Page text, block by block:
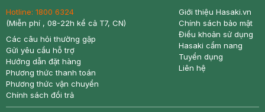
Hotline: 1800 6324
(Miễn phí , 08-22h kể cả T7, CN)
Các câu hỏi thường gặp
Gửi yêu cầu hỗ trợ
Hướng dẫn đặt hàng
Phương thức thanh toán
Phương thức vận chuyển
Chính sách đổi trả
Giới thiệu Hasaki.vn
Chính sách bảo mật
Điều khoản sử dụng
Hasaki cẩm nang
Tuyển dụng
Liên hệ